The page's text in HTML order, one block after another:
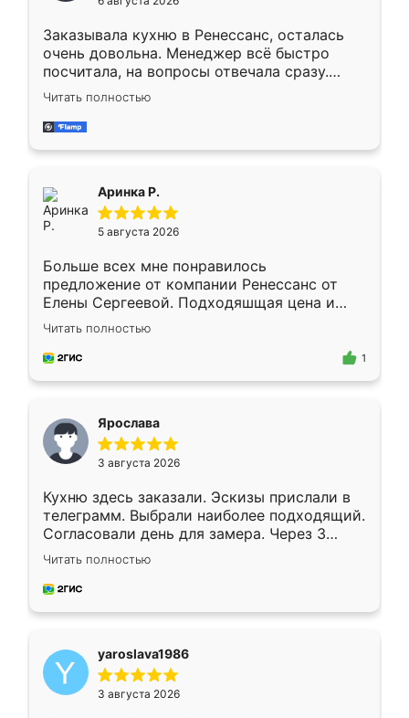
мебели буду заказывать только здесь.
Заказывала кухню в Ренессанс, осталась
очень довольна. Менеджер всё быстро
посчитала, на вопросы отвечала сразу.
Замерщик приехал в субботу, подошёл к
делу со всей ответственностью. Собрали
за день, ребята работали аккуратно, даже
Читать полностью
Аринка Р.
5 августа 2026
Больше всех мне понравилось
предложение от компании Ренессанс от
Елены Сергеевой. Подходяшщая цена и
короткие сроки изготовления. Приехавший
для замера сотрудник Владислав
предложил по моему эскизу самый
Читать полностью
1
Ярослава
3 августа 2026
Кухню здесь заказали. Эскизы прислали в
телеграмм. Выбрали наиболее подходящий.
Согласовали день для замера. Через 3
недели кухня была уже готова. Остались
довольны работой. Спасибо Ренессанс
мебель за качественную работу!
Читать полностью
yaroslava1986
3 августа 2026